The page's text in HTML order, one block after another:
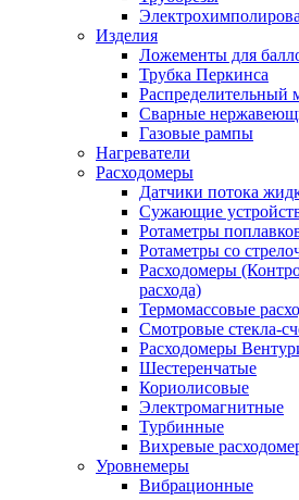
Изделия
Ложементы для
Трубка Перкинса
Распределительный
Сварные
Газовые рампы
Нагреватели
Расходомеры
Датчики потока
Сужающие
Ротаметры
Ротаметры со
Расходомеры
расхода)
Термомассовые
Смотровые стекла-
Расходомеры
Шестеренчатые
Кориолисовые
Электромагнитные
Турбинные
Вихревые
Уровнемеры
Вибрационные